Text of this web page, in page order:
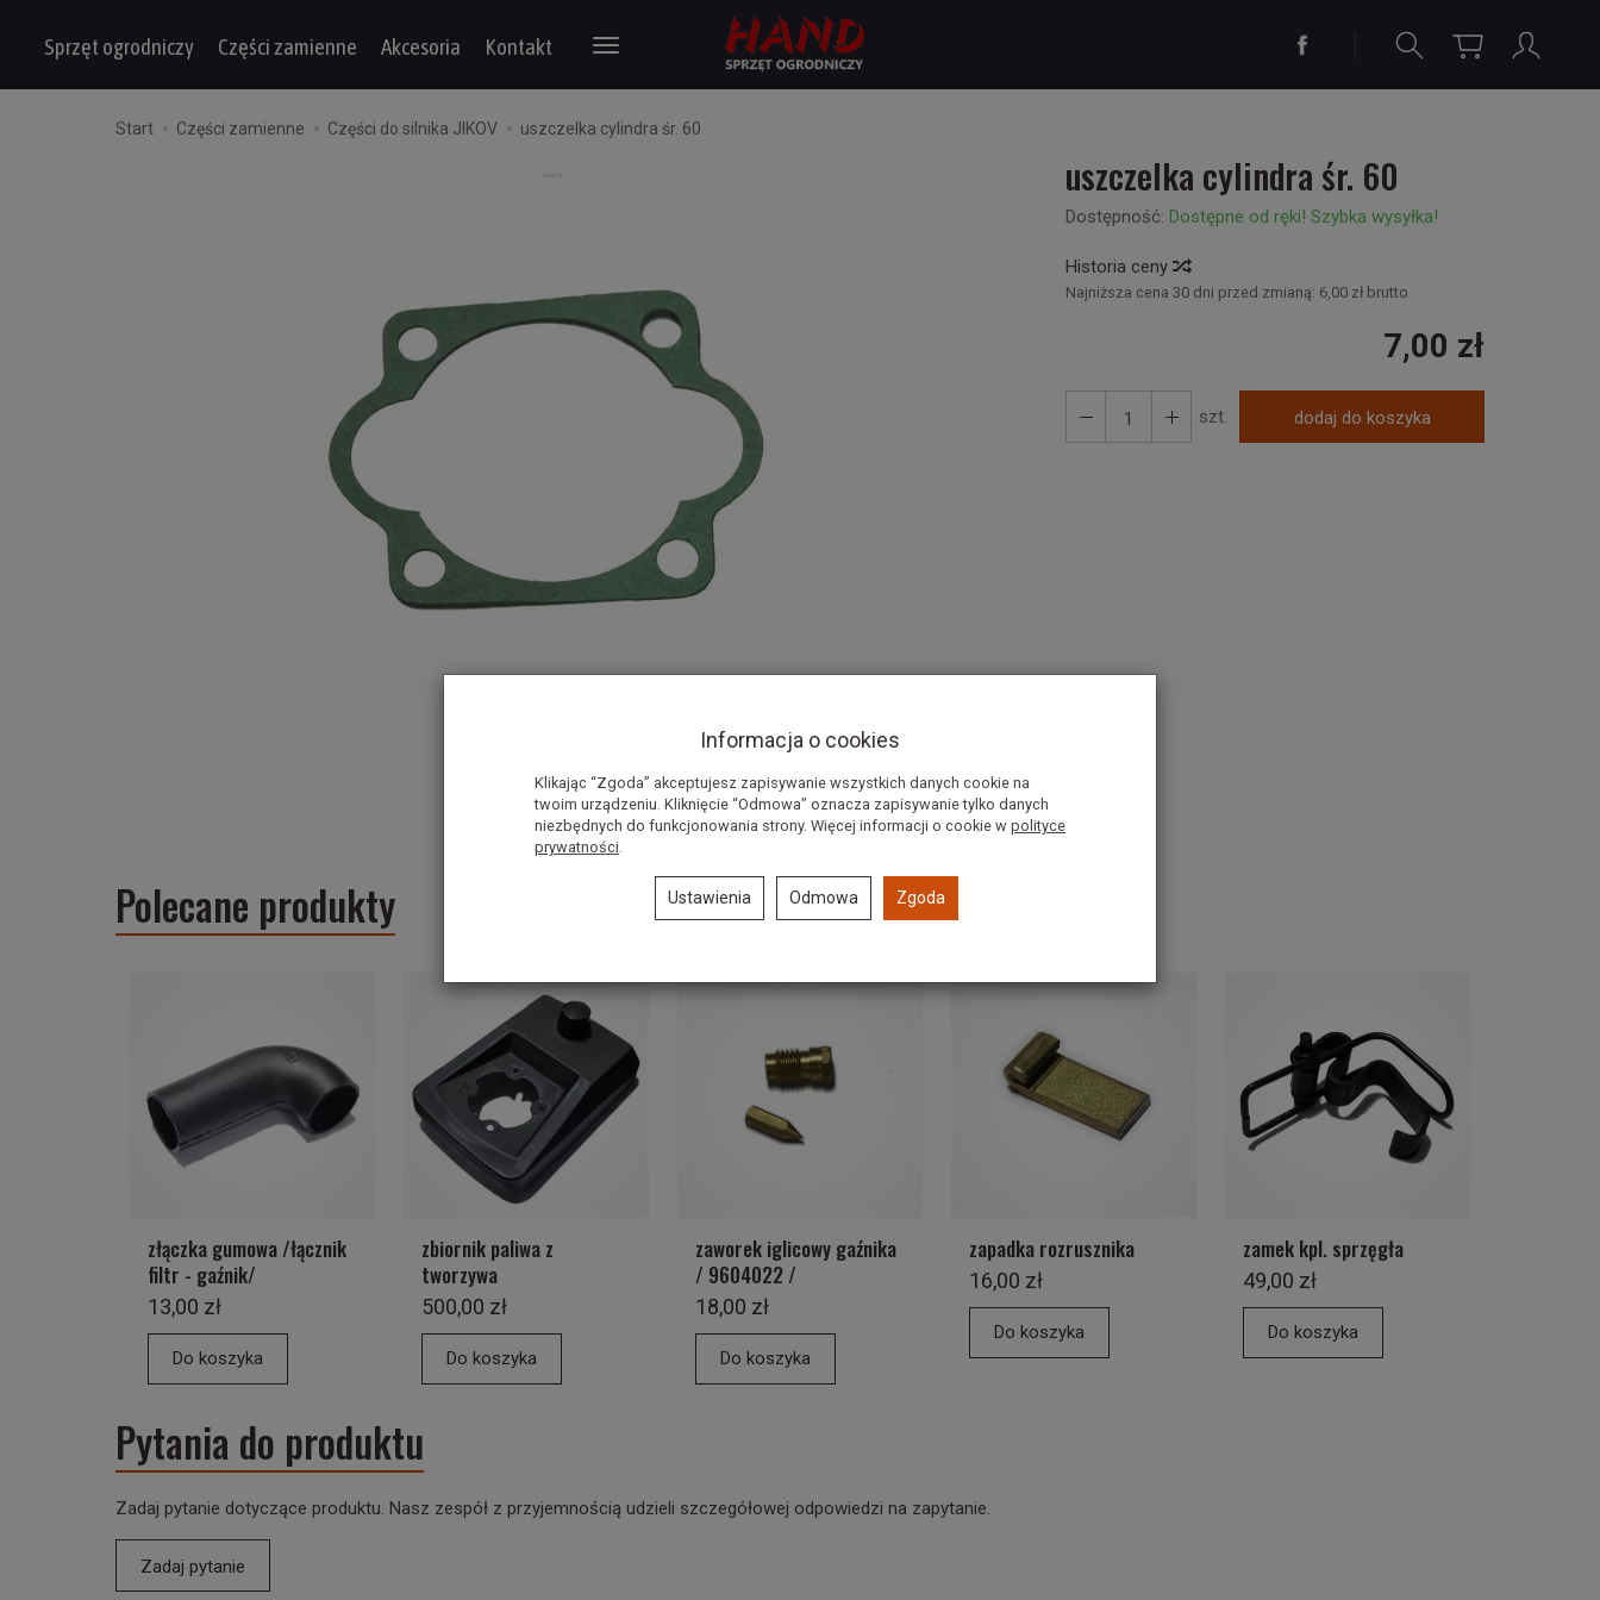
Sprzęt ogrodniczy Części zamienne Akcesoria Kontakt
Start Części zamienne Części do silnika JIKOV uszczelka cylindra śr. 60
uszczelka cylindra śr. 60
Dostępność: Dostępne od ręki! Szybka wysyłka!
Historia ceny
Najniższa cena 30 dni przed zmianą: 6,00 zł brutto
7,00 zł
szt. dodaj do koszyka
Polecane produkty
złączka gumowa /łącznik
filtr - gaźnik/
13,00 zł
Do koszyka
zbiornik paliwa z
tworzywa
500,00 zł
Do koszyka
zaworek iglicowy gaźnika
/ 9604022 /
18,00 zł
Do koszyka
zapadka rozrusznika
16,00 zł
Do koszyka
zamek kpl. sprzęgła
49,00 zł
Do koszyka
Pytania do produktu
Zadaj pytanie dotyczące produktu. Nasz zespół z przyjemnością udzieli szczegółowej odpowiedzi na zapytanie.
Zadaj pytanie
Informacja o cookies
Klikając “Zgoda” akceptujesz zapisywanie wszystkich danych cookie na
twoim urządzeniu. Kliknięcie “Odmowa” oznacza zapisywanie tylko danych
niezbędnych do funkcjonowania strony. Więcej informacji o cookie w polityce
prywatności.
Ustawienia Odmowa Zgoda